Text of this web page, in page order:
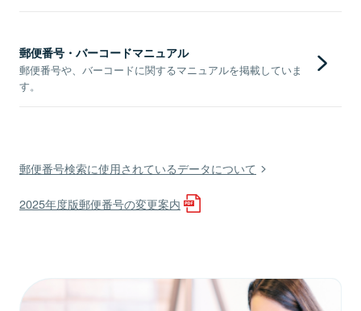
郵便番号・バーコードマニュアル
郵便番号や、バーコードに関するマニュアルを掲載していま
す。
郵便番号検索に使用されているデータについて
2025年度版郵便番号の変更案内